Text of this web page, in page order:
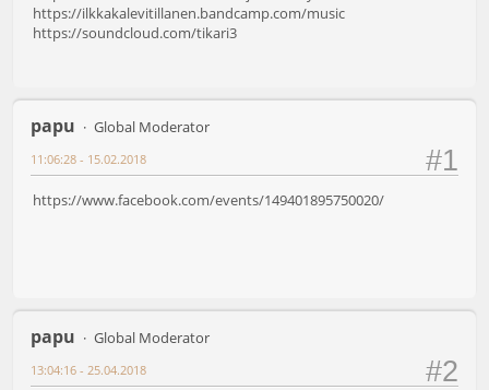
https://ilkkakalevitillanen.bandcamp.com/music
https://soundcloud.com/tikari3
papu Global Moderator
#1
11:06:28 - 15.02.2018
https://www.facebook.com/events/149401895750020/
papu Global Moderator
#2
13:04:16 - 25.04.2018